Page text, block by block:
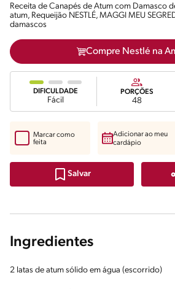
Receita de Canapés de Atum com Damasco
atum, Requeijão NESTLÉ, MAGGI MEU
damascos
Compre Nestlé na
DIFICULDADE
Fácil
PORÇÕES
48
Salvar
Marcar como
feita
Adicionar ao meu
cardápio
Ingredientes
2 latas de atum sólido em água (escorrido)